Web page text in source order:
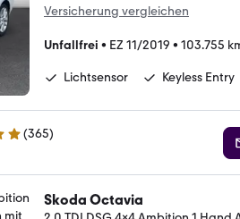
Versicherung vergleichen
Unfallfrei • EZ 11/2019 • 103.755
Lichtsensor Keyless Entry
(365)
Skoda Octavia